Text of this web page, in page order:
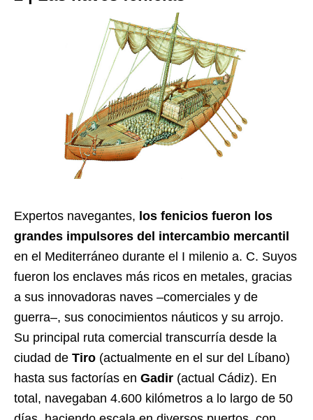
Expertos navegantes, los fenicios fueron los
grandes impulsores del intercambio mercantil
en el Mediterráneo durante el I milenio a. C. Suyos
fueron los enclaves más ricos en metales, gracias
a sus innovadoras naves –comerciales y de
guerra–, sus conocimientos náuticos y su arrojo.
Su principal ruta comercial transcurría desde la
ciudad de Tiro (actualmente en el sur del Líbano)
hasta sus factorías en Gadir (actual Cádiz). En
total, navegaban 4.600 kilómetros a lo largo de 50